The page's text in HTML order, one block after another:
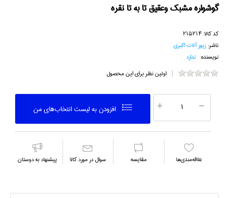
گوشواره مشبك وعقيق تا‌ به تا نقره
.
کد کالا:215214
ناشر:زيور آلات اكبري
نویسنده: ندارد
اولین نظر برای این محصول
افزودن به ليست انتخاب‌هاي من
علاقه‌مندي‌ها مقايسه سوال در مورد كالا پیشنهاد به دوستان